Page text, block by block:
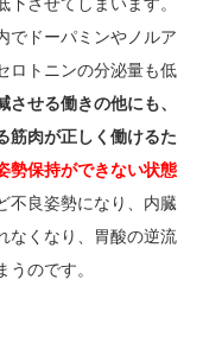
でドーパミンやノルア
ロトニンの分泌量も低
せる働きの他にも、
筋肉が正しく働けるた
勢保持ができない状態
不良姿勢になり、内臓
なくなり、胃酸の逆流
のです。